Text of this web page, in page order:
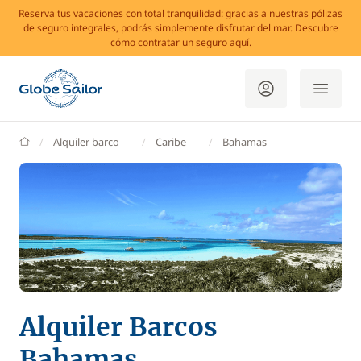
Reserva tus vacaciones con total tranquilidad: gracias a nuestras pólizas
de seguro integrales, podrás simplemente disfrutar del mar. Descubre
cómo contratar un seguro aquí.
GlobeSailor
Alquiler barco Caribe Bahamas
Alquiler Barcos